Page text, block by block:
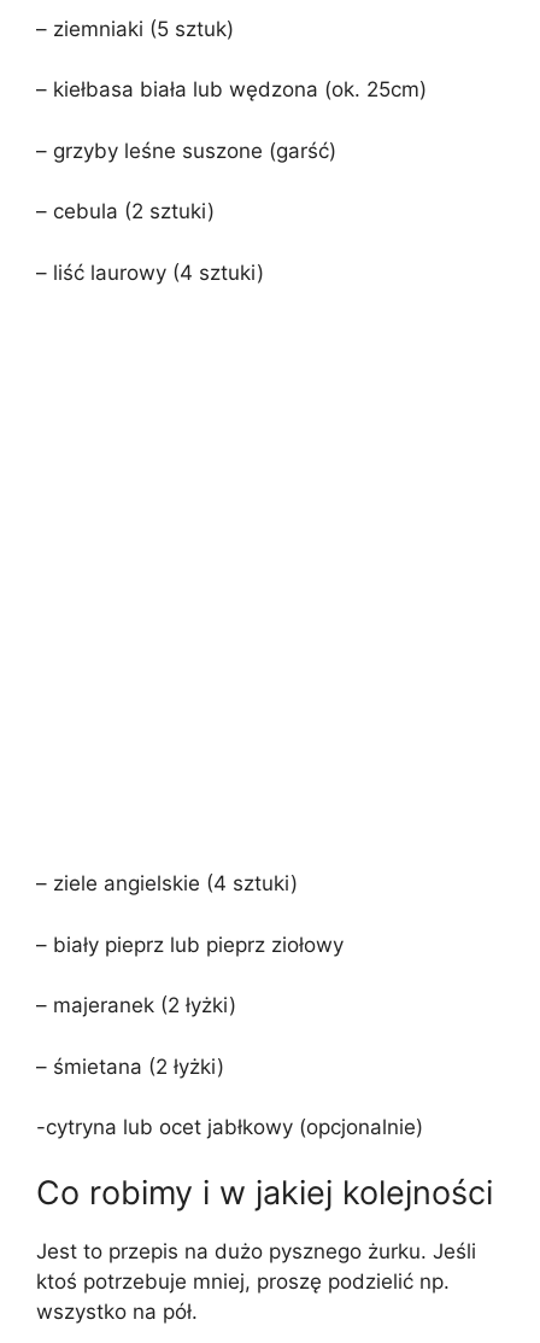
– ziemniaki (5 sztuk)
– kiełbasa biała lub wędzona (ok. 25cm)
– grzyby leśne suszone (garść)
– cebula (2 sztuki)
– liść laurowy (4 sztuki)
– ziele angielskie (4 sztuki)
– biały pieprz lub pieprz ziołowy
– majeranek (2 łyżki)
– śmietana (2 łyżki)
-cytryna lub ocet jabłkowy (opcjonalnie)
Co robimy i w jakiej kolejności
Jest to przepis na dużo pysznego żurku. Jeśli
ktoś potrzebuje mniej, proszę podzielić np.
wszystko na pół.